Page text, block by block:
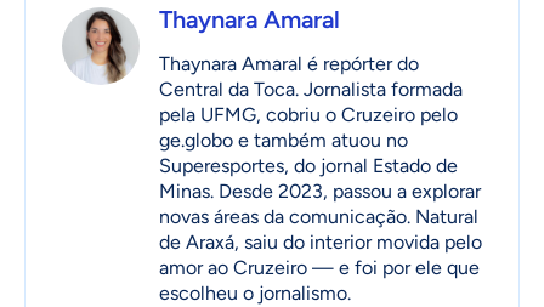
Thaynara Amaral
Thaynara Amaral é repórter do
Central da Toca. Jornalista formada
pela UFMG, cobriu o Cruzeiro pelo
ge.globo e também atuou no
Superesportes, do jornal Estado de
Minas. Desde 2023, passou a explorar
novas áreas da comunicação. Natural
de Araxá, saiu do interior movida pelo
amor ao Cruzeiro — e foi por ele que
escolheu o jornalismo.